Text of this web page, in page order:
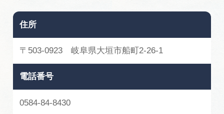
広告掲載
サイトポリシー
住所
〒503-0923 岐阜県大垣市船町2-26-1
電話番号
0584-84-8430